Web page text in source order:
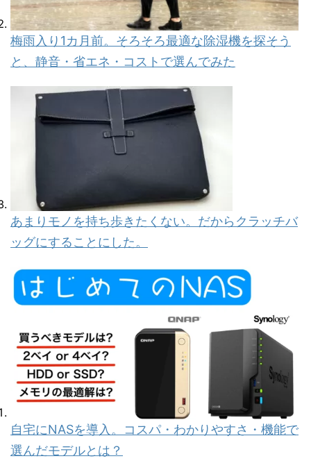
梅雨入り1カ月前。そろそろ最適な除湿機を探そう
と、静音・省エネ・コストで選んでみた
あまりモノを持ち歩きたくない。だからクラッチバ
ッグにすることにした。
自宅にNASを導入。コスパ・わかりやすさ・機能で
選んだモデルとは？